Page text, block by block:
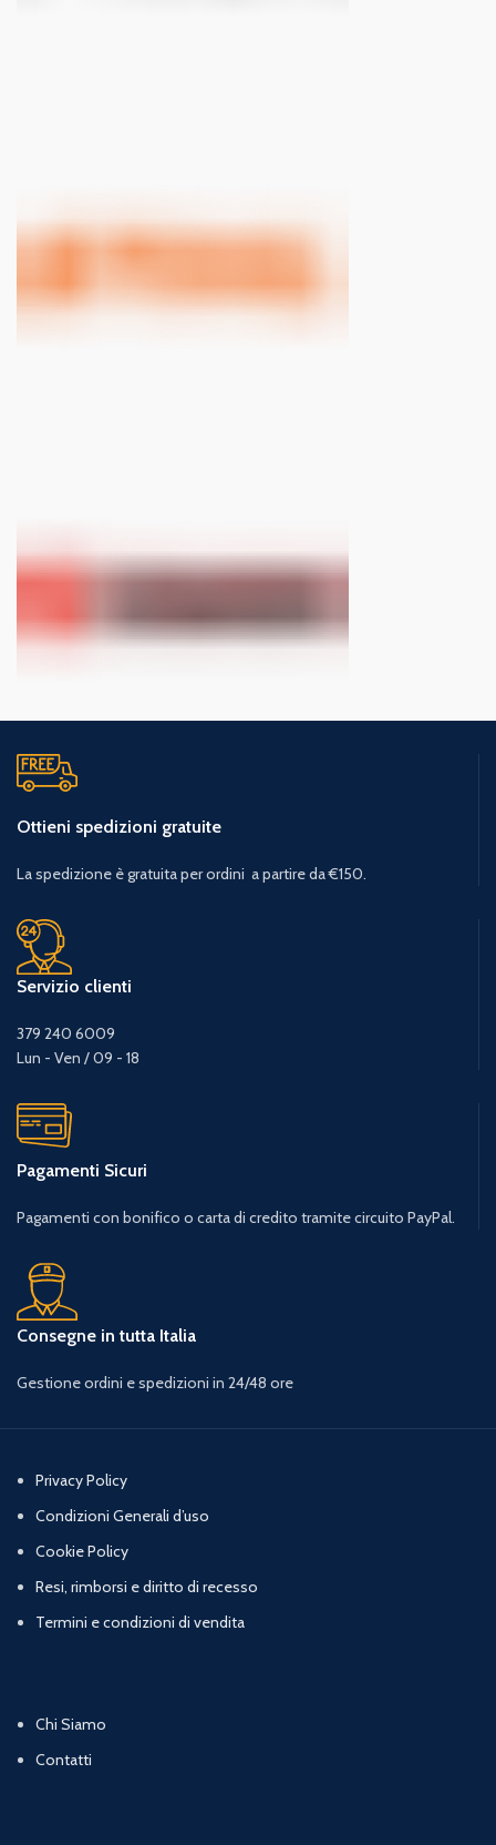
Ottieni spedizioni gratuite
La spedizione è gratuita per ordini a partire da €150.
Servizio clienti
379 240 6009
Lun - Ven / 09 - 18
Pagamenti Sicuri
Pagamenti con bonifico o carta di credito tramite circuito PayPal.
Consegne in tutta Italia
Gestione ordini e spedizioni in 24/48 ore
Privacy Policy
Condizioni Generali d’uso
Cookie Policy
Resi, rimborsi e diritto di recesso
Termini e condizioni di vendita
Chi Siamo
Contatti